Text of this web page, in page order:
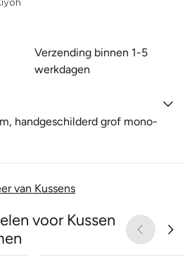
Verzending binnen 1-5
werkdagen
handgeschilderd grof mono-
van Kussens
voor Kussen